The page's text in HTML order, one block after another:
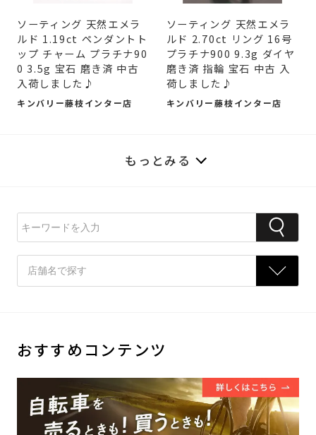
ソーティング 天然エメラ
ルド 1.19ct ペンダントト
ップ チャーム プラチナ90
0 3.5g 宝石 磨き済 中古
入荷しました♪
キンバリー藤枝インター店
ソーティング 天然エメラ
ルド 2.70ct リング 16号
プラチナ900 9.3g ダイヤ
磨き済 指輪 宝石 中古 入
荷しました♪
キンバリー藤枝インター店
もっとみる
おすすめコンテンツ